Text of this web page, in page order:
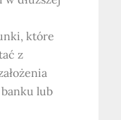
które
z
lub